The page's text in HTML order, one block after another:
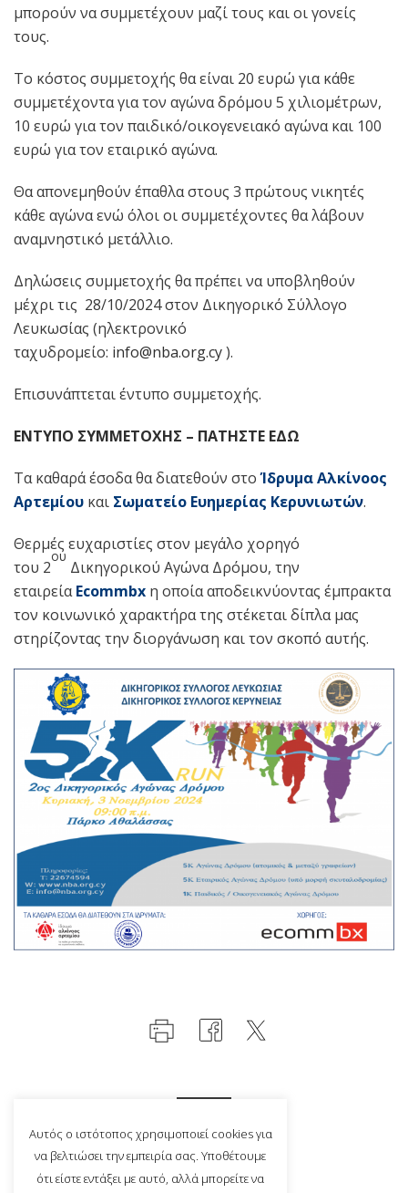
μπορούν να συμμετέχουν μαζί τους και οι γονείς
τους.
Το κόστος συμμετοχής θα είναι 20 ευρώ για κάθε
συμμετέχοντα για τον αγώνα δρόμου 5 χιλιομέτρων,
10 ευρώ για τον παιδικό/οικογενειακό αγώνα και 100
ευρώ για τον εταιρικό αγώνα.
Θα απονεμηθούν έπαθλα στους 3 πρώτους νικητές
κάθε αγώνα ενώ όλοι οι συμμετέχοντες θα λάβουν
αναμνηστικό μετάλλιο.
Δηλώσεις συμμετοχής θα πρέπει να υποβληθούν
μέχρι τις 28/10/2024 στον Δικηγορικό Σύλλογο
Λευκωσίας (ηλεκτρονικό
ταχυδρομείο: info@nba.org.cy).
Επισυνάπτεται έντυπο συμμετοχής.
ΕΝΤΥΠΟ ΣΥΜΜΕΤΟΧΗΣ – ΠΑΤΗΣΤΕ ΕΔΩ
Τα καθαρά έσοδα θα διατεθούν στοΊδρυμα Αλκίνοος
Αρτεμίου και Σωματείο Ευημερίας Κερυνιωτών.
Θερμές ευχαριστίες στον μεγάλο χορηγό
του 2
ου
Δικηγορικού Αγώνα Δρόμου, την
εταιρείαEcommbx η οποία αποδεικνύοντας έμπρακτα
τον κοινωνικό χαρακτήρα της στέκεται δίπλα μας
στηρίζοντας την διοργάνωση και τον σκοπό αυτής.
Αυτός ο ιστότοπος χρησιμοποιεί cookies για
να βελτιώσει την εμπειρία σας. Υποθέτουμε
ότι είστε εντάξει με αυτό, αλλά μπορείτε να